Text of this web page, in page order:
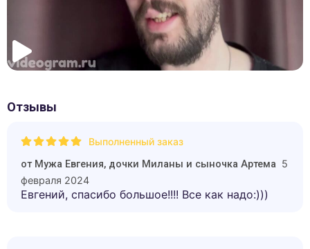
Отзывы
Выполненный заказ
от Мужа Евгения, дочки Миланы и сыночка Артема 5
февраля 2024
Евгений, спасибо большое!!!! Все как надо:)))